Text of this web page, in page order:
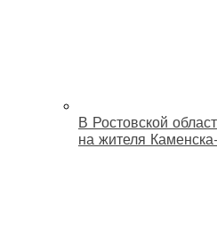
В Ростовской
на жителя